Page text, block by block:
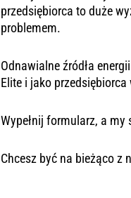
przedsiębiorca to duże
problemem.
Odnawialne źródła
Elite i jako
Wypełnijformularz, a my
Chcesz być na bieżąco z